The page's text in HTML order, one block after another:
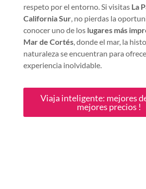
respeto por el entorno. Si visitas La
California Sur, no pierdas la
conocer uno de los lugares más
Mar de Cortés, donde el mar, la
naturaleza se encuentran para
experiencia inolvidable.
Viaja inteligente: mejores
mejores precios !